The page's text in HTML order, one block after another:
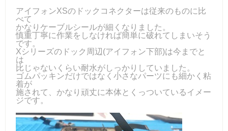
アイフォンXSのドックコネクターは従来のものに比
べて
かなりケーブルシールが細くなりました。
慎重丁寧に作業をしなければ簡単に破れてしまいそう
です。
Xシリーズのドック周辺(アイフォン下部)は今までと
は
比じゃないくらい耐水がしっかりしていました。
ゴムパッキンだけではなく小さなパーツにも細かく粘
着が
施されて、かなり頑丈に本体とくっついているイメー
ジです。